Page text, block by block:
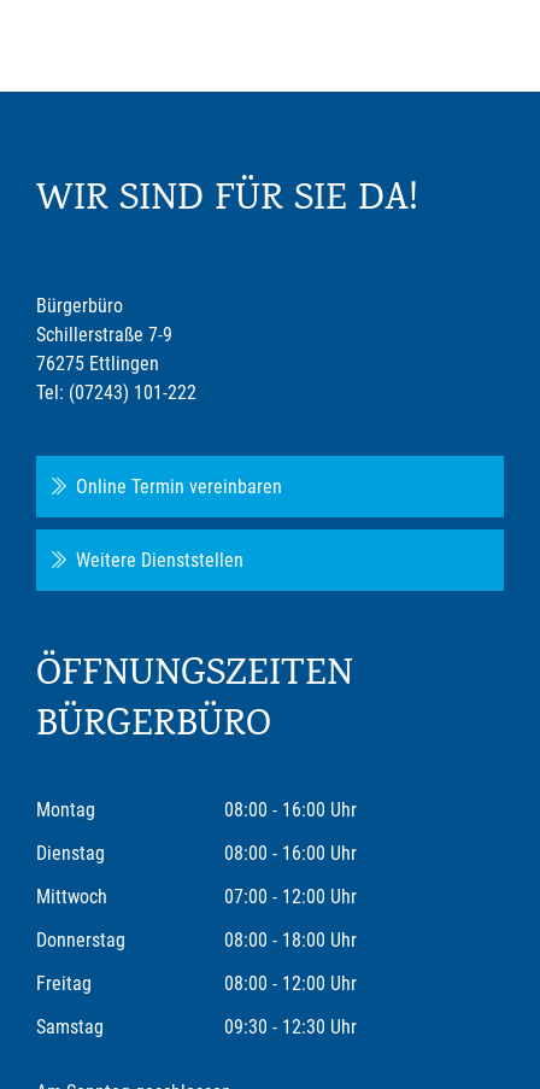
WIR SIND FÜR SIE DA!
Bürgerbüro
Schillerstraße 7-9
76275 Ettlingen
Tel: (07243) 101-222
Online Termin vereinbaren
Weitere Dienststellen
ÖFFNUNGSZEITEN
BÜRGERBÜRO
Montag
08:00 - 16:00 Uhr
Dienstag
08:00 - 16:00 Uhr
Mittwoch
07:00 - 12:00 Uhr
Donnerstag
08:00 - 18:00 Uhr
Freitag
08:00 - 12:00 Uhr
Samstag
09:30 - 12:30 Uhr